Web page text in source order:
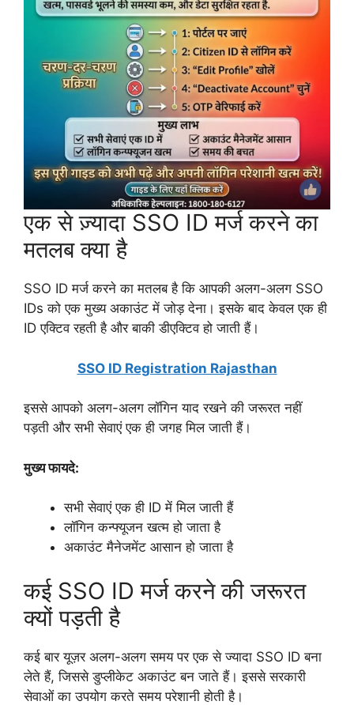
एक से ज़्यादा SSO ID मर्ज करने का
मतलब क्या है
SSO ID मर्ज करने का मतलब है कि आपकी अलग-अलग SSO
IDs को एक मुख्य अकाउंट में जोड़ देना। इसके बाद केवल एक ही
ID एक्टिव रहती है और बाकी डीएक्टिव हो जाती हैं।
SSO ID Registration Rajasthan
इससे आपको अलग-अलग लॉगिन याद रखने की जरूरत नहीं
पड़ती और सभी सेवाएं एक ही जगह मिल जाती हैं।
मुख्य फायदे:
सभी सेवाएं एक ही ID में मिल जाती हैं
लॉगिन कन्फ्यूजन खत्म हो जाता है
अकाउंट मैनेजमेंट आसान हो जाता है
कई SSO ID मर्ज करने की जरूरत
क्यों पड़ती है
कई बार यूज़र अलग-अलग समय पर एक से ज्यादा SSO ID बना
लेते हैं, जिससे डुप्लीकेट अकाउंट बन जाते हैं। इससे सरकारी
सेवाओं का उपयोग करते समय परेशानी होती है।